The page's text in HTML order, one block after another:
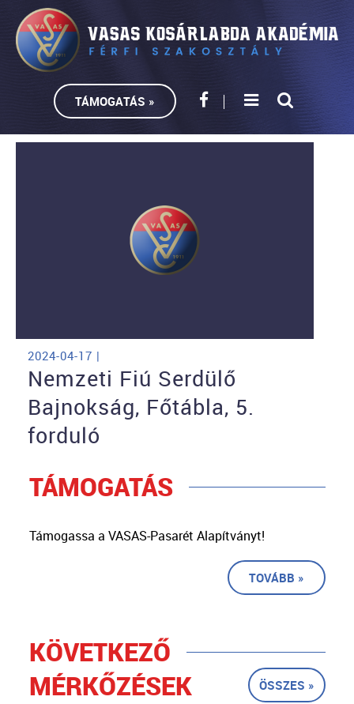
TÁMOGATÁS »
2024-04-17 |
Nemzeti Fiú Serdülő
Bajnokság, Főtábla, 5.
forduló
TÁMOGATÁS
Támogassa a VASAS-Pasarét Alapítványt!
TOVÁBB »
KÖVETKEZŐ
MÉRKŐZÉSEK
ÖSSZES »